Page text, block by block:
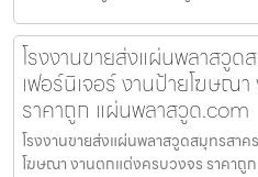
โรงงานขายส่งแผ่นพลาสวู
เฟอร์นิเจอร์ งานป้ายโฆษณ
ราคาถูก แผ่นพลาสวูด.com
โรงงานขายส่งแผ่นพลาสวูดสมุทรสาค
โฆษณา งานตกแต่งครบวงจร ราคา